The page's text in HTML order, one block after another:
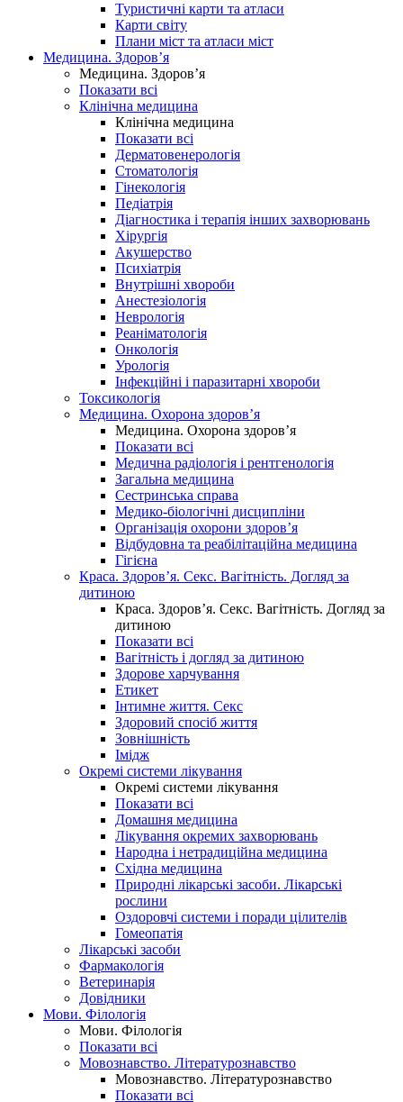
Туристичні карти та атласи
Карти світу
Плани міст та атласи міст
Медицина. Здоров’я
Медицина. Здоров’я
Показати всі
Клінічна медицина
Клінічна медицина
Показати всі
Дерматовенерологія
Стоматологія
Гінекологія
Педіатрія
Діагностика і терапія інших захворювань
Хірургія
Акушерство
Психіатрія
Внутрішні хвороби
Анестезіологія
Неврологія
Реаніматологія
Онкологія
Урологія
Інфекційні і паразитарні хвороби
Токсикологія
Медицина. Охорона здоров’я
Медицина. Охорона здоров’я
Показати всі
Медична радіологія і рентгенологія
Загальна медицина
Сестринська справа
Медико-біологічні дисципліни
Організація охорони здоров’я
Відбудовна та реабілітаційна медицина
Гігієна
Краса. Здоров’я. Секс. Вагітність. Догляд за
дитиною
Краса. Здоров’я. Секс. Вагітність. Догляд за
дитиною
Показати всі
Вагітність і догляд за дитиною
Здорове харчування
Етикет
Інтимне життя. Секс
Здоровий спосіб життя
Зовнішність
Імідж
Окремі системи лікування
Окремі системи лікування
Показати всі
Домашня медицина
Лікування окремих захворювань
Народна і нетрадиційна медицина
Східна медицина
Природні лікарські засоби. Лікарські
рослини
Оздоровчі системи і поради цілителів
Гомеопатія
Лікарські засоби
Фармакологія
Ветеринарія
Довідники
Мови. Філологія
Мови. Філологія
Показати всі
Мовознавство. Літературознавство
Мовознавство. Літературознавство
Показати всі